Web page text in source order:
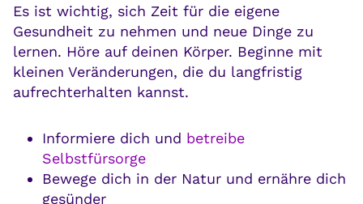
Es ist wichtig, sich Zeit für die eigene
Gesundheit zu nehmen und neue Dinge zu
lernen. Höre auf deinen Körper. Beginne mit
kleinen Veränderungen, die du langfristig
aufrechterhalten kannst.
Informiere dich und betreibe
Selbstfürsorge
Bewege dich in der Natur und ernähre dich
gesünder